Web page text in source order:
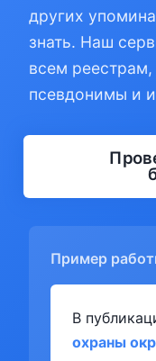
других
знать. Наш
всем
псевдонимы и
Пример
В
охраны